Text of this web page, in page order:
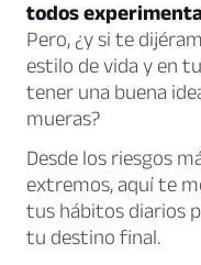
todos
Pero, ¿y si te
estilo de vida y en
tener una buena
mueras?
Desde los riesgos
extremos, aquí te
tus hábitos diarios
tu destino final.